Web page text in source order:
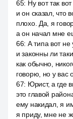
65: Ну вот так
и он сказал, что
плохо. Да, я
а он начал мне
66: А типа вот не
и законны ли
как обычно,
говорю, но у вас
67: Юрист, а где
это главой
ему накидал, я
я приду, мне не